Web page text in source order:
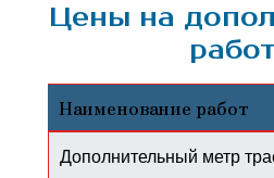
Цены на
Наименование работ
Дополнительный метр